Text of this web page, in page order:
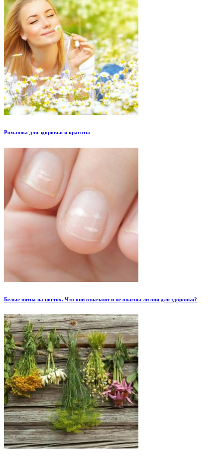
Ромашка для здоровья и красоты
Белые пятна на ногтях. Что они означают и не опасны ли они для здоровья?